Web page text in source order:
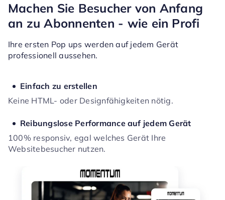
Machen Sie Besucher von Anfang
an zu Abonnenten - wie ein Profi
Ihre ersten Pop ups werden auf jedem Gerät
professionell aussehen.
Einfach zu erstellen
Keine HTML- oder Designfähigkeiten nötig.
Reibungslose Performance auf jedem Gerät
100% responsiv, egal welches Gerät Ihre
Websitebesucher nutzen.